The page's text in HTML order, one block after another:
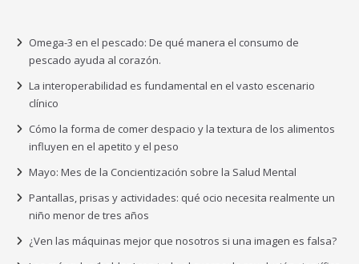
Omega-3 en el pescado: De qué manera el consumo de
pescado ayuda al corazón.
La interoperabilidad es fundamental en el vasto escenario
clínico
Cómo la forma de comer despacio y la textura de los alimentos
influyen en el apetito y el peso
Mayo: Mes de la Concientización sobre la Salud Mental
Pantallas, prisas y actividades: qué ocio necesita realmente un
niño menor de tres años
¿Ven las máquinas mejor que nosotros si una imagen es falsa?